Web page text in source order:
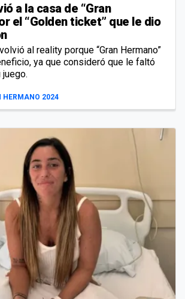
a la casa de “Gran
el “Golden ticket” que le dio
al reality porque “Gran Hermano”
ya que consideró que le faltó
HERMANO 2024